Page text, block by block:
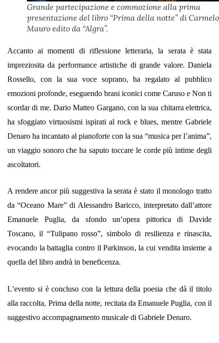
Grande partecipazione e commozione alla prima
presentazione del libro “Prima della notte” di
Mauro edito da “Algra”.
Accanto ai momenti di riflessione letteraria, la serata è stata
impreziosita da performance artistiche di grande valore. Daniela
Rossello, con la sua voce soprano, ha regalato al pubblico
emozioni profonde, eseguendo brani iconici come Caruso e Non ti
scordar di me. Dario Matteo Gargano, con la sua chitarra elettrica,
ha sfoggiato virtuosismi ispirati al rock e blues, mentre Gabriele
Denaro ha incantato al pianoforte con la sua “musica per l’anima”,
un viaggio sonoro che ha saputo toccare le corde più intime degli
ascoltatori.
A rendere ancor più suggestiva la serata è stato il monologo tratto
da “Oceano Mare” di Alessandro Baricco, interpretato dall’attore
Emanuele Puglia, da sfondo un’opera pittorica di Davide
Toscano, il “Tulipano rosso”, simbolo di resilienza e rinascita,
evocando la battaglia contro il Parkinson, la cui vendita insieme a
quella del libro andrà in beneficenza.
L’evento si è concluso con la lettura della poesia che dà il titolo
alla raccolta, Prima della notte, recitata da Emanuele Puglia, con il
suggestivo accompagnamento musicale di Gabriele Denaro.